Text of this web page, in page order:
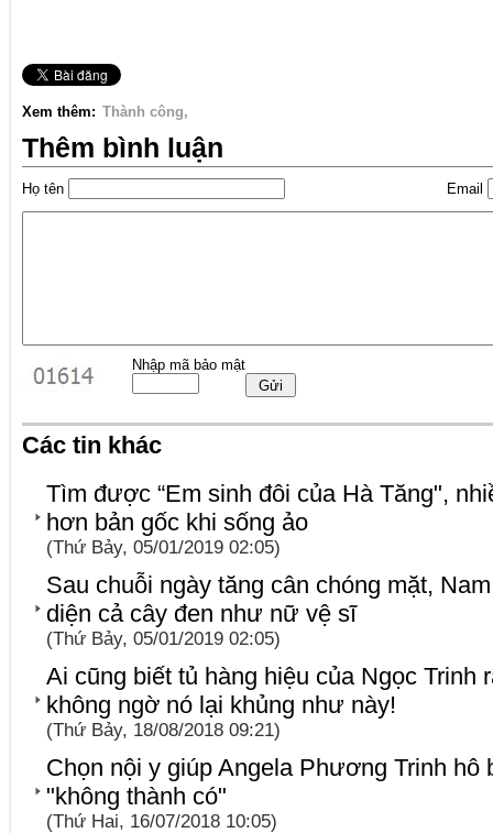
Xem thêm: Thành công
Thêm bình luận
Họ tên Email
Nhập mã bảo mật
Các tin khác
Tìm được “Em sinh đôi của Hà Tăng",
hơn bản gốc khi sống ảo
(Thứ Bảy, 05/01/2019 02:05)
Sau chuỗi ngày tăng cân chóng mặt,
diện cả cây đen như nữ vệ sĩ
(Thứ Bảy, 05/01/2019 02:05)
Ai cũng biết tủ hàng hiệu của Ngọc Trinh
không ngờ nó lại khủng như này!
(Thứ Bảy, 18/08/2018 09:21)
Chọn nội y giúp Angela Phương Trinh hô
"không thành có"
(Thứ Hai, 16/07/2018 10:05)